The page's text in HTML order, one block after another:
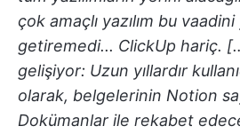
çok amaçlı yazılım bu
getiremedi... ClickUp hariç.
gelişiyor: Uzun yıllardır
olarak, belgelerinin Notion
Dokümanlar ile rekabet